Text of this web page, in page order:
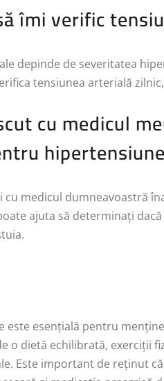
îmi verific
depinde de severitatea
tensiunea arterială
cu medicul
cu medicul dumneavoastră
ajuta să determinați
esențială pentru
o dietă echilibrată, exerciții
Este important de reținut